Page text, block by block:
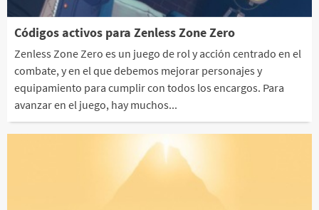
Códigos activos para Zenless Zone Zero
Zenless Zone Zero es un juego de rol y acción centrado en el
combate, y en el que debemos mejorar personajes y
equipamiento para cumplir con todos los encargos. Para
avanzar en el juego, hay muchos...